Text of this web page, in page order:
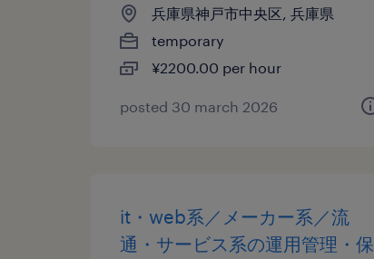
兵庫県神戸市中央区, 兵庫県
temporary
¥2200.00 per hour
posted 30 march 2026
it・web系／メーカー系／流
通・サービス系の運用管理・保